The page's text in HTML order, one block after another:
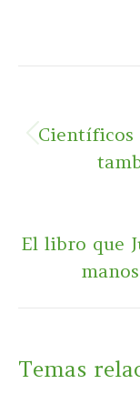
entre
Científicos
El libro que
Temas